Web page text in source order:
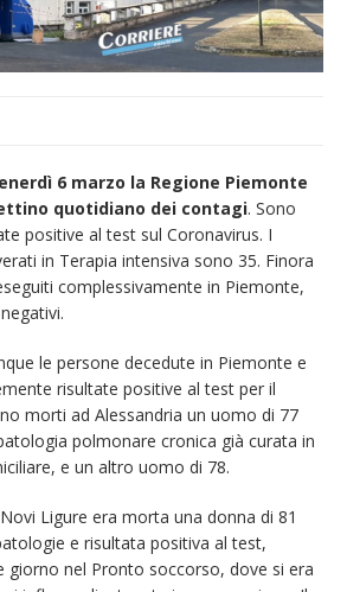
anni fa l’ingresso a Vercelli
mons. Marco Arnolfo
6 marzo la Regione Piemonte
quotidiano dei contagi. Sono
positive al test sul Coronavirus. I
in Terapia intensiva sono 35. Finora
complessivamente in Piemonte,
le persone decedute in Piemonte e
risultate positive al test per il
morti ad Alessandria un uomo di 77
polmonare cronica già curata in
e un altro uomo di 78.
Ligure era morta una donna di 81
e risultata positiva al test,
giorno nel Pronto soccorso, dove si era